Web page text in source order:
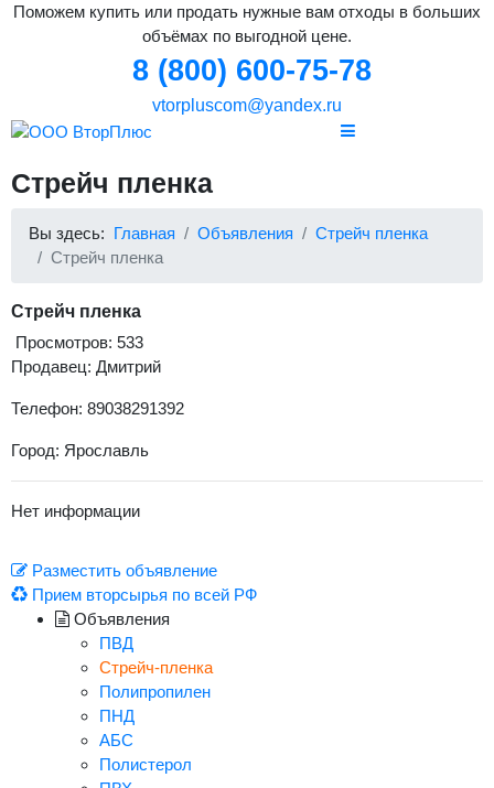
Поможем купить или продать нужные вам отходы в больших
объёмах по выгодной цене.
8 (800) 600-75-78
vtorpluscom@yandex.ru
Стрейч пленка
Вы здесь: Главная Объявления
Стрейч пленка
Стрейч пленка
Стрейч пленка
Просмотров: 533
Продавец: Дмитрий
Телефон: 89038291392
Город: Ярославль
Нет информации
Разместить объявление
Прием вторсырья по всей РФ
Объявления
ПВД
Стрейч-пленка
Полипропилен
ПНД
АБС
Полистерол